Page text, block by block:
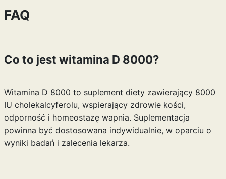
FAQ
Co to jest witamina D 8000?
Witamina D 8000 to suplement diety zawierający 8000
IU cholekalcyferolu, wspierający zdrowie kości,
odporność i homeostazę wapnia. Suplementacja
powinna być dostosowana indywidualnie, w oparciu o
wyniki badań i zalecenia lekarza.